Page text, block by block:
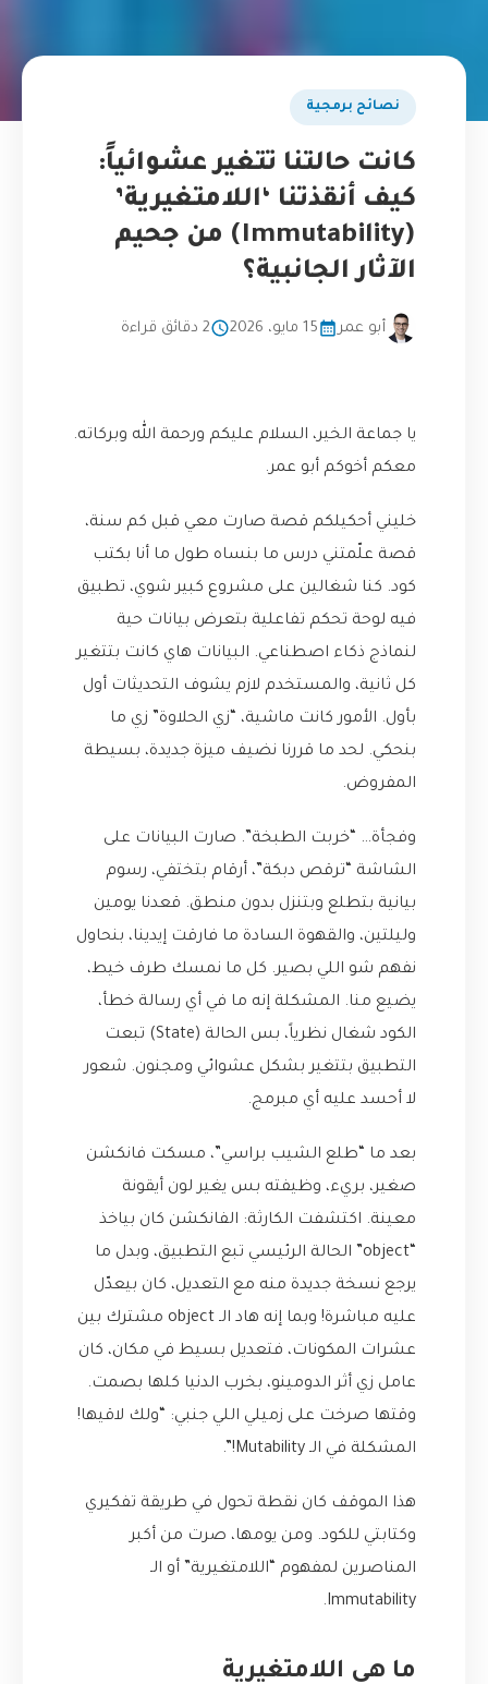
نصائح برمجية
كانت حالتنا تتغير عشوائياً:
كيف أنقذتنا ‘اللامتغيرية’
(Immutability) من جحيم
الآثار الجانبية؟
أبو عمر 15 مايو، 2026 2 دقائق قراءة
يا جماعة الخير، السلام عليكم ورحمة الله وبركاته.
معكم أخوكم أبو عمر.
خليني أحكيلكم قصة صارت معي قبل كم سنة،
قصة علّمتني درس ما بنساه طول ما أنا بكتب
كود. كنا شغالين على مشروع كبير شوي، تطبيق
فيه لوحة تحكم تفاعلية بتعرض بيانات حية
لنماذج ذكاء اصطناعي. البيانات هاي كانت بتتغير
كل ثانية، والمستخدم لازم يشوف التحديثات أول
بأول. الأمور كانت ماشية، “زي الحلاوة” زي ما
بنحكي. لحد ما قررنا نضيف ميزة جديدة، بسيطة
المفروض.
وفجأة… “خربت الطبخة”. صارت البيانات على
الشاشة “ترقص دبكة”، أرقام بتختفي، رسوم
بيانية بتطلع وبتنزل بدون منطق. قعدنا يومين
وليلتين، والقهوة السادة ما فارقت إيدينا، بنحاول
نفهم شو اللي بصير. كل ما نمسك طرف خيط،
يضيع منا. المشكلة إنه ما في أي رسالة خطأ،
الكود شغال نظرياً، بس الحالة (State) تبعت
التطبيق بتتغير بشكل عشوائي ومجنون. شعور
لا أحسد عليه أي مبرمج.
بعد ما “طلع الشيب براسي”، مسكت فانكشن
صغير، بريء، وظيفته بس يغير لون أيقونة
معينة. اكتشفت الكارثة: الفانكشن كان بياخذ
“object” الحالة الرئيسي تبع التطبيق، وبدل ما
يرجع نسخة جديدة منه مع التعديل، كان بيعدّل
عليه مباشرة! وبما إنه هاد الـ object مشترك بين
عشرات المكونات، فتعديل بسيط في مكان، كان
عامل زي أثر الدومينو، بخرب الدنيا كلها بصمت.
وقتها صرخت على زميلي اللي جنبي: “ولك لاقيها!
المشكلة في الـ Mutability!”.
هذا الموقف كان نقطة تحول في طريقة تفكيري
وكتابتي للكود. ومن يومها، صرت من أكبر
المناصرين لمفهوم “اللامتغيرية” أو الـ
Immutability.
ما هي اللامتغيرية